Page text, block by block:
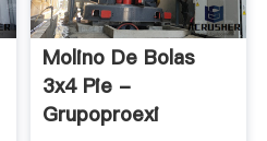
Molino De Bolas
3x4 Pie -
Grupoproexi